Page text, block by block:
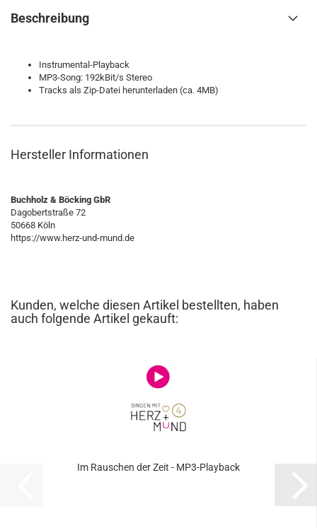
Beschreibung
Instrumental-Playback
MP3-Song: 192kBit/s Stereo
Tracks als Zip-Datei herunterladen (ca. 4MB)
Hersteller Informationen
Buchholz & Böcking GbR
Dagobertstraße 72
50668 Köln
https://www.herz-und-mund.de
Kunden, welche diesen Artikel bestellten, haben
auch folgende Artikel gekauft:
Im Rau­schen der Zeit - MP3-​Play­back